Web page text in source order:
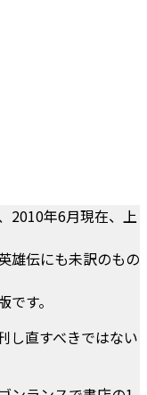
2010年6月現在、上
雄伝にも未訳のもの
す。
し直すべきではない